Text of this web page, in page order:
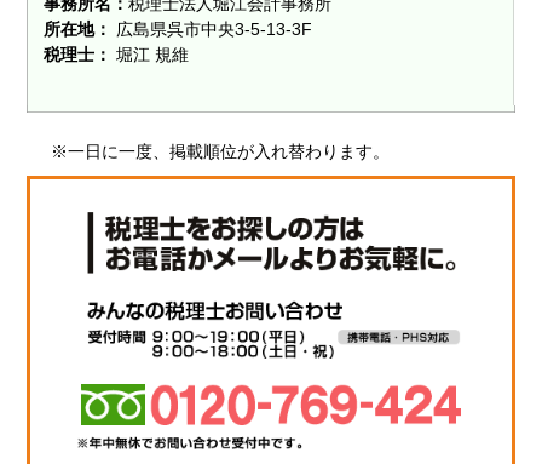
所在地：
広島県呉市中央3-5-13-3F
税理士： 堀江 規維
※一日に一度、掲載順位が入れ替わります。